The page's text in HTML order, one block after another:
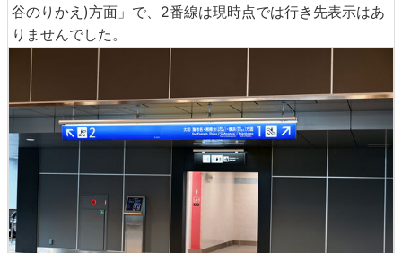
谷のりかえ)方面」で、2番線は現時点では行き先表示はあ
りませんでした。